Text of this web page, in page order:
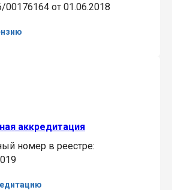
от 01.06.2018
аккредитация
номер в реестре: